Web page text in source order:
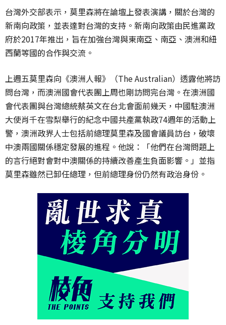
台灣外交部表示，莫里森將在論壇上發表演講，關於台灣的
新南向政策，並表達對台灣的支持。新南向政策由民進黨政
府於2017年推出，旨在加強台灣與東南亞、南亞、澳洲和紐
西蘭等國的合作與交流。
上週五莫里森向《澳洲人報》（The Australian）透露他將訪
問台灣，而澳洲國會代表團上周也剛訪問完台灣。在澳洲國
會代表團與台灣總統蔡英文在台北會面前幾天，中國駐澳洲
大使肖千在雪梨舉行的紀念中國共產黨執政74週年的活動上
警，澳洲政界人士包括前總理莫里森及國會議員訪台，破壞
中澳兩國關係穩定發展的進程。他說：「他們在台灣問題上
的言行絕對會對中澳關係的持續改善產生負面影響。」並指
莫里森雖然已卸任總理，但前總理身份仍然有政治身份。